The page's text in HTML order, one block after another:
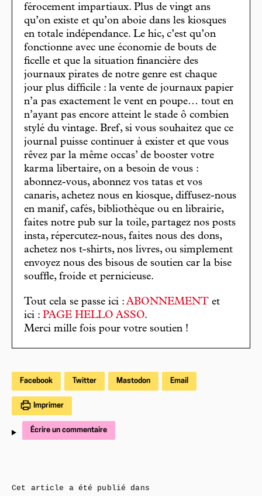
férocement impartiaux. Plus de vingt ans
qu’on existe et qu’on aboie dans les kiosques
en totale indépendance. Le hic, c’est qu’on
fonctionne avec une économie de bouts de
ficelle et que la situation financière des
journaux pirates de notre genre est chaque
jour plus difficile : la vente de journaux papier
n’a pas exactement le vent en poupe… tout en
n’ayant pas encore atteint le stade ô combien
stylé du vintage. Bref, si vous souhaitez que ce
journal puisse continuer à exister et que vous
rêvez par la même occas’ de booster votre
karma libertaire, on a besoin de vous :
abonnez-vous, abonnez vos tatas et vos
canaris, achetez nous en kiosque, diffusez-nous
en manif, cafés, bibliothèque ou en librairie,
faites notre pub sur la toile, partagez nos posts
insta, répercutez-nous, faites nous des dons,
achetez nos t-shirts, nos livres, ou simplement
envoyez nous des bisous de soutien car la bise
souffle, froide et pernicieuse.
Tout cela se passe ici : ABONNEMENT et
ici : PAGE HELLO ASSO.
Merci mille fois pour votre soutien !
Facebook Twitter Mastodon Email
Imprimer
Écrire un commentaire
Cet article a été publié dans